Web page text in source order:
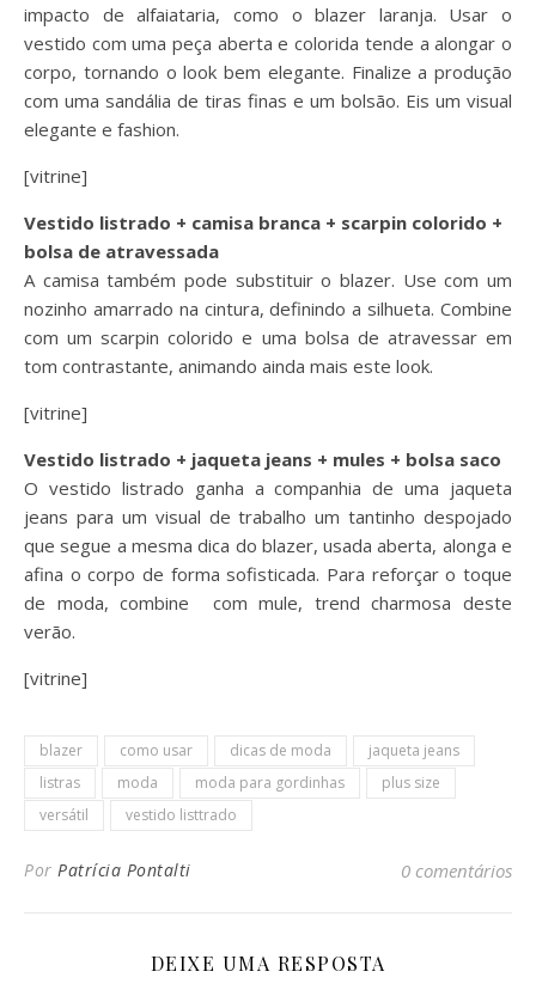
impacto de alfaiataria, como o blazer laranja. Usar o
vestido com uma peça aberta e colorida tende a alongar o
corpo, tornando o look bem elegante. Finalize a produção
com uma sandália de tiras finas e um bolsão. Eis um visual
elegante e fashion.
[vitrine]
Vestido listrado + camisa branca + scarpin colorido +
bolsa de atravessada
A camisa também pode substituir o blazer. Use com um
nozinho amarrado na cintura, definindo a silhueta. Combine
com um scarpin colorido e uma bolsa de atravessar em
tom contrastante, animando ainda mais este look.
[vitrine]
Vestido listrado + jaqueta jeans + mules + bolsa saco
O vestido listrado ganha a companhia de uma jaqueta
jeans para um visual de trabalho um tantinho despojado
que segue a mesma dica do blazer, usada aberta, alonga e
afina o corpo de forma sofisticada. Para reforçar o toque
de moda, combine com mule, trend charmosa deste
verão.
[vitrine]
blazer como usar dicas de moda
jaqueta jeans
listras
moda moda para gordinhas
plus size
versátil
vestido listtrado
Por Patrícia Pontalti 0 comentários
DEIXE UMA RESPOSTA